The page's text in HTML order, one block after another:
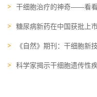
干细胞治疗的神奇——看
糖尿病新药在中国获批上
《自然》期刊：干细胞新
科学家揭示干细胞遗传性